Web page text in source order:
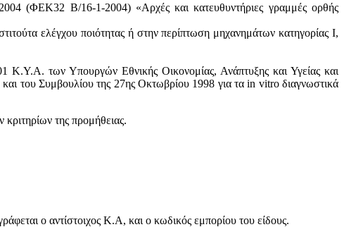
(ΦΕΚ32 Β/16-1-2004) «Αρχές και κατευθυντήριες γραμμές ορθής
ελέγχου ποιότητας ή στην περίπτωση μηχανημάτων κατηγορίας Ι,
των Υπουργών Εθνικής Οικονομίας, Ανάπτυξης και Υγείας και
του Συμβουλίου της 27ης Οκτωβρίου 1998 για τα in vitro διαγνωστικά
της προμήθειας.
ο αντίστοιχος Κ.Α, και ο κωδικός εμπορίου του είδους.